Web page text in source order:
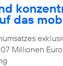
das
Millionen